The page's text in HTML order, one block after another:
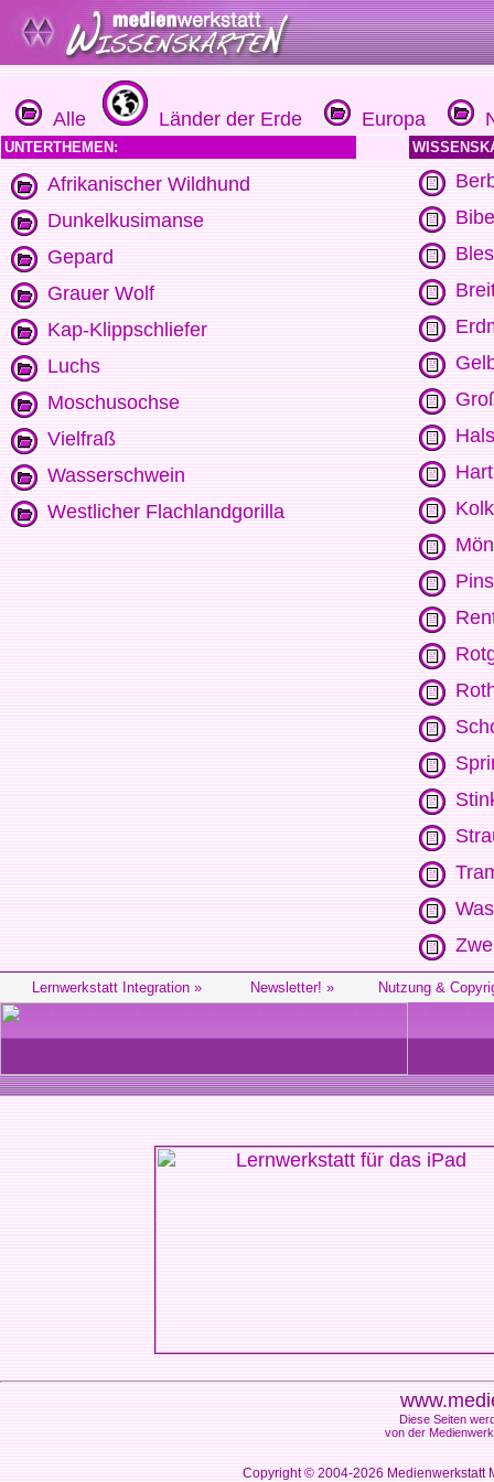
Alle Länder der Erde Europa
UNTERTHEMEN:
Afrikanischer Wildhund
Dunkelkusimanse
Gepard
Grauer Wolf
Kap-Klippschliefer
Luchs
Moschusochse
Vielfraß
Wasserschwein
Westlicher Flachlandgorilla
Lernwerkstatt Integration » Newsletter! » Nutzung &
Diese Seiten
von der
Copyright © 2004-2026Medienwerkstatt